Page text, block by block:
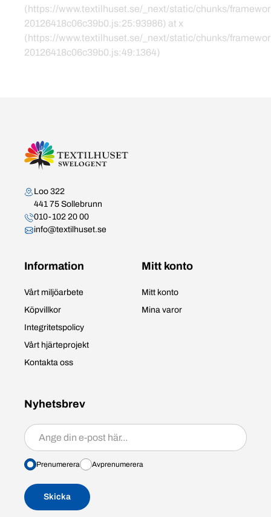
(https://www.textilhuset.se/_next/static/chunks/
20126418c06c39b0.js:25:93986) at x
(https://www.textilhuset.se/_next/static/chunks/
20126418c06c39b0.js:49:1364)
Kontakta oss
Loo 322
441 75 Sollebrunn
010-102 20 00
info@textilhuset.se
Information
Vårt miljöarbete
Köpvillkor
Integritetspolicy
Vårt hjärteprojekt
Kontakta oss
Mitt konto
Mitt konto
Mina varor
Nyhetsbrev
Prenumerera/avprenumerera
Prenumerera Avprenumerera
Skicka